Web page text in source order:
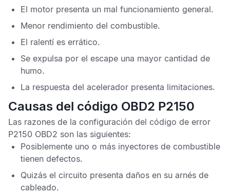
El motor presenta un mal funcionamiento general.
Menor rendimiento del combustible.
El ralentí es errático.
Se expulsa por el escape una mayor cantidad de
humo.
La respuesta del acelerador presenta limitaciones.
Causas del código OBD2 P2150
Las razones de la configuración del código de error
P2150 OBD2 son las siguientes:
Posiblemente uno o más inyectores de combustible
tienen defectos.
Quizás el circuito presenta daños en su arnés de
cableado.